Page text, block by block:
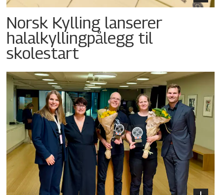
Norsk Kylling lanserer
halalkyllingpålegg til
skolestart